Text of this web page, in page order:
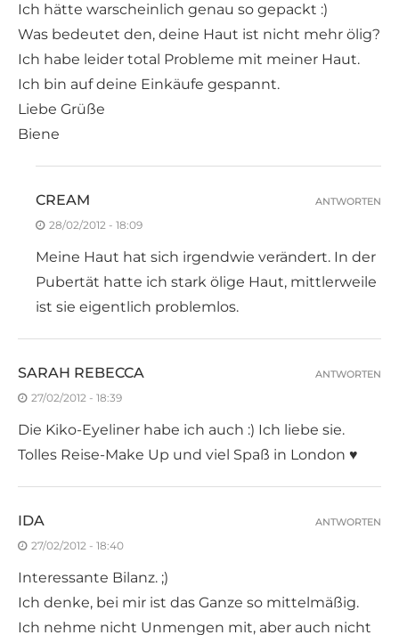
Ich hätte warscheinlich genau so gepackt :)
Was bedeutet den, deine Haut ist nicht mehr ölig?
Ich habe leider total Probleme mit meiner Haut.
Ich bin auf deine Einkäufe gespannt.
Liebe Grüße
Biene
CREAM
28/02/2012 - 18:09
Meine Haut hat sich irgendwie verändert. In der
Pubertät hatte ich stark ölige Haut, mittlerweile
ist sie eigentlich problemlos.
ANTWORTEN
SARAH REBECCA
27/02/2012 - 18:39
Die Kiko-Eyeliner habe ich auch :) Ich liebe sie.
Tolles Reise-Make Up und viel Spaß in London ♥
ANTWORTEN
IDA
27/02/2012 - 18:40
Interessante Bilanz. ;)
Ich denke, bei mir ist das Ganze so mittelmäßig.
Ich nehme nicht Unmengen mit, aber auch nicht
ANTWORTEN